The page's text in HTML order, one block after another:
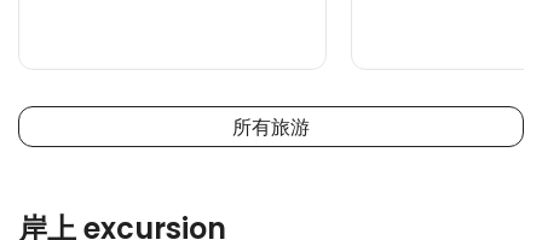
所有旅游
岸上 excursion